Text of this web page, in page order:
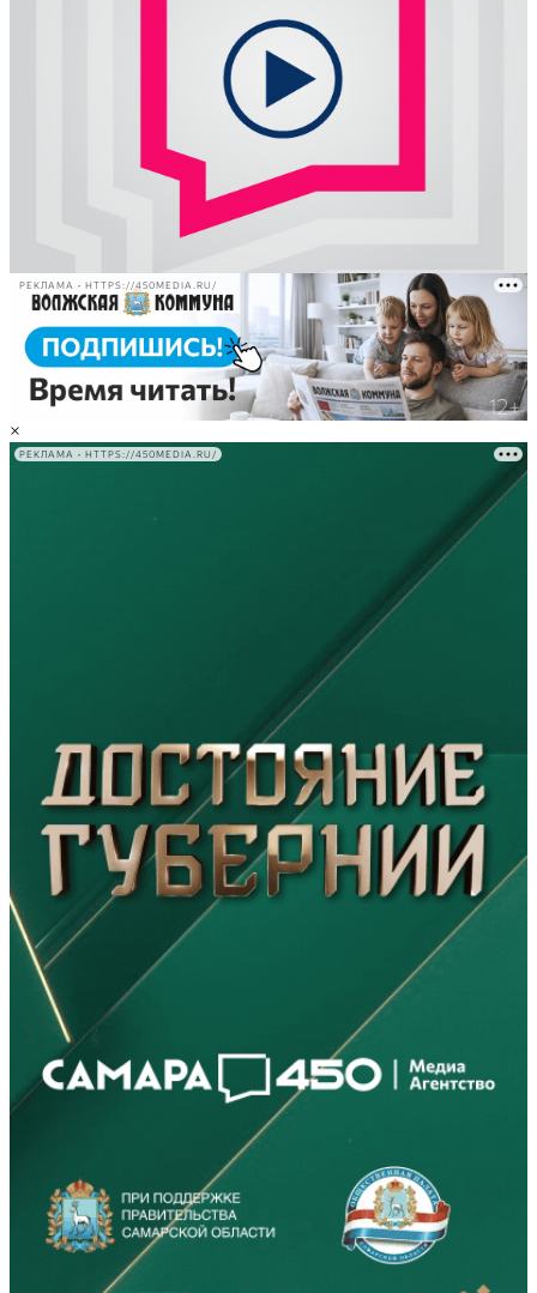
РЕКЛАМА • HTTPS://450MEDIA.RU/
×
РЕКЛАМА • HTTPS://450MEDIA.RU/